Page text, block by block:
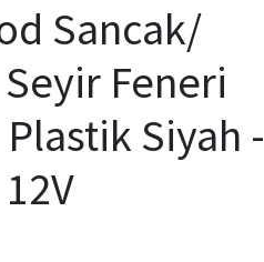
Sancak/
Feneri
Plastik Siyah -